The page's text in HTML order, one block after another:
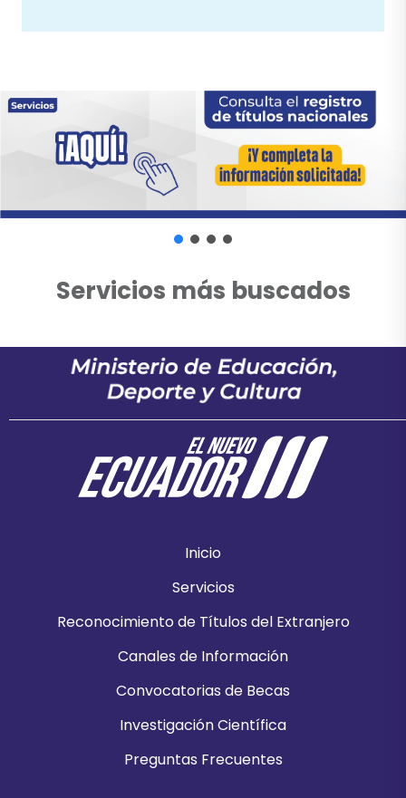
Servicios más buscados
Inicio
Servicios
Reconocimiento de Títulos del Extranjero
Canales de Información
Convocatorias de Becas
Investigación Científica
Preguntas Frecuentes